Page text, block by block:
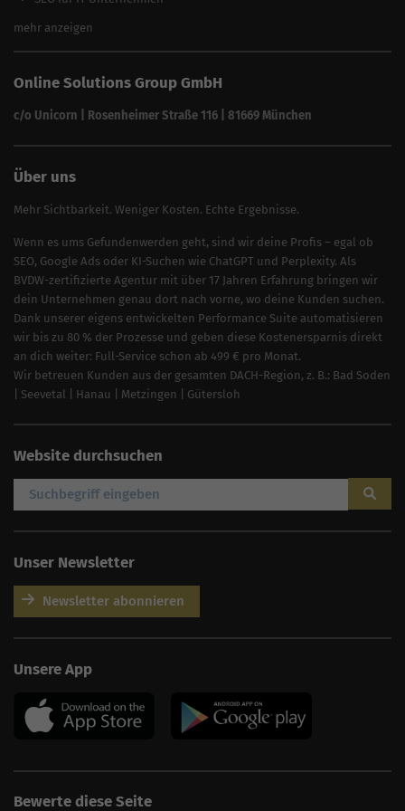
SEO für Versicherungsmakler
SEO für Reinigungsfirmen
SEO für Sicherheitsdienste
mehr anzeigen
Online Solutions Group GmbH
c/o Unicorn | Rosenheimer Straße 116 | 81669 München
Über uns
Mehr Sichtbarkeit. Weniger Kosten. Echte Ergebnisse.
Wenn es ums Gefundenwerden geht, sind wir deine Profis – egal ob
SEO, Google Ads oder KI-Suchen wie ChatGPT und Perplexity. Als
BVDW-zertifizierte Agentur mit über 17 Jahren Erfahrung bringen wir
dein Unternehmen genau dort nach vorne, wo deine Kunden suchen.
Dank unserer eigens entwickelten Performance Suite automatisieren
wir bis zu 80 % der Prozesse und geben diese Kostenersparnis direkt
an dich weiter: Full-Service schon ab 499 € pro Monat.
Wir betreuen Kunden aus der gesamten DACH-Region, z. B.: Bad Soden
Seevetal Hanau Metzingen Gütersloh
Website durchsuchen
Unser Newsletter
Newsletter abonnieren
Unsere App
Bewerte diese Seite
Wie kann ich dir helfen?
Monat, inkl. Content,